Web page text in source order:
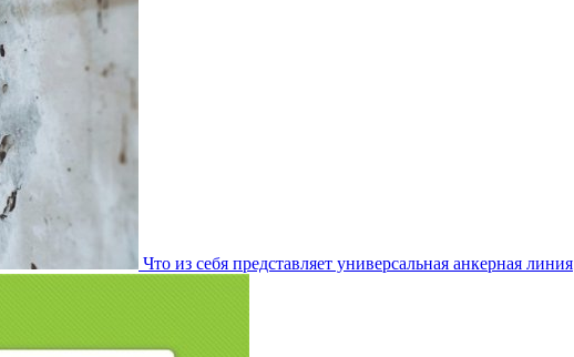
Что из себя представляет универсальная анкерная линия